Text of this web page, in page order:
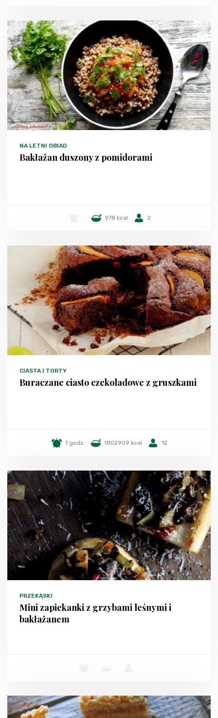
NA LETNI OBIAD
Bakłażan duszony z pomidorami
978 kcal 2
CIASTA I TORTY
Buraczane ciasto czekoladowe z gruszkami
1 godz. 1802909 kcal 12
PRZEKĄSKI
Mini zapiekanki z grzybami leśnymi i
bakłażanem